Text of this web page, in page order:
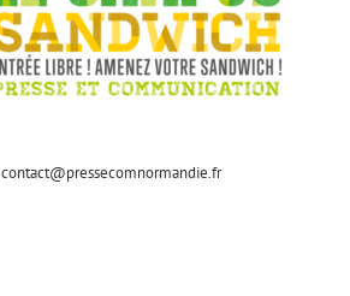
contact@pressecomnormandie.fr